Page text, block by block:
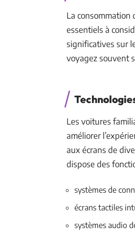
La consommation
essentiels à
significatives sur
voyagez souvent
Les voitures
améliorer
aux écrans de
dispose des
systèmes de
écrans tactiles
systèmes audio